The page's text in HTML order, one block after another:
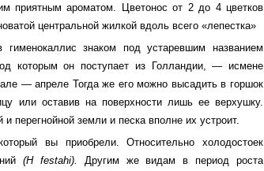
приятным ароматом. Цветонос от 2 до 4 цветков
центральной жилкой вдоль всего «лепестка»
знаком под уста­ревшим названием
кото­рым он поступает из Голландии, — исмене
— апреле Тогда же его можно высадить в горшок
или оставив на поверх­ности лишь ее верхушку.
перегнойной земли и песка вполне их устроит.
вы приобрели. Относи­тельно холодостоек
(Н festahi). Другим же видам в период роста